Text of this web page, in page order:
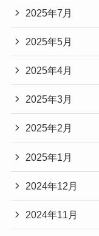
2025年7月
2025年5月
2025年4月
2025年3月
2025年2月
2025年1月
2024年12月
2024年11月